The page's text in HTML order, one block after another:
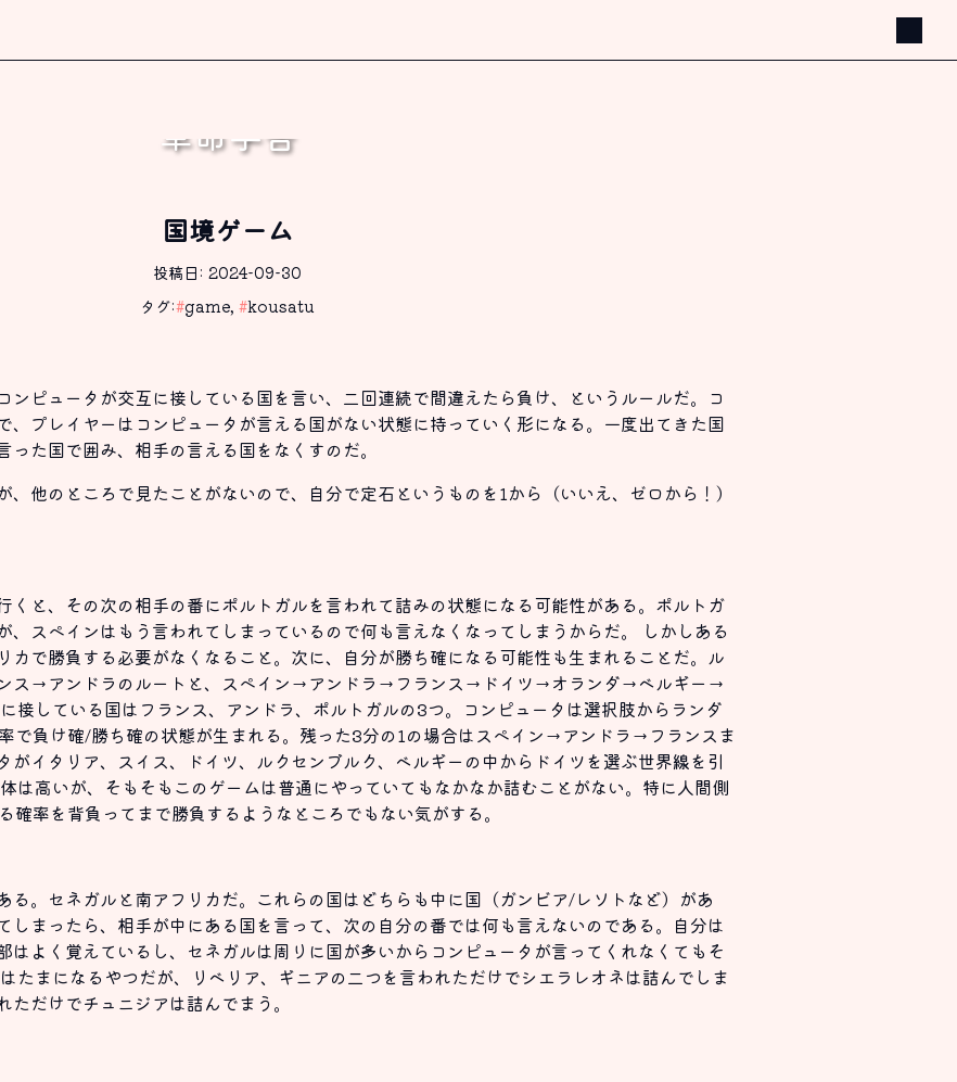
革命学舎
国境ゲーム
投稿日: 2024-09-30
タグ:#game,#kousatu
ンピュータが交互に接している国を言い、二回連続で間違えたら負け、というルールだ。コ
、プレイヤーはコンピュータが言える国がない状態に持っていく形になる。一度出てきた国
た国で囲み、相手の言える国をなくすのだ。
他のところで見たことがないので、自分で定石というものを1から（いいえ、ゼロから！）
くと、その次の相手の番にポルトガルを言われて詰みの状態になる可能性がある。ポルトガ
、スペインはもう言われてしまっているので何も言えなくなってしまうからだ。 しかしある
カで勝負する必要がなくなること。次に、自分が勝ち確になる可能性も生まれることだ。ル
ス→アンドラのルートと、スペイン→アンドラ→フランス→ドイツ→オランダ→ベルギー→
接している国はフランス、アンドラ、ポルトガルの3つ。コンピュータは選択肢からランダ
で負け確/勝ち確の状態が生まれる。残った3分の1の場合はスペイン→アンドラ→フランスま
がイタリア、スイス、ドイツ、ルクセンブルク、ベルギーの中からドイツを選ぶ世界線を引
は高いが、そもそもこのゲームは普通にやっていてもなかなか詰むことがない。特に人間側
確率を背負ってまで勝負するようなところでもない気がする。
る。セネガルと南アフリカだ。これらの国はどちらも中に国（ガンビア/レソトなど）があ
しまったら、相手が中にある国を言って、次の自分の番では何も言えないのである。自分は
はよく覚えているし、セネガルは周りに国が多いからコンピュータが言ってくれなくてもそ
たまになるやつだが、リベリア、ギニアの二つを言われただけでシエラレオネは詰んでしま
だけでチュニジアは詰んでまう。